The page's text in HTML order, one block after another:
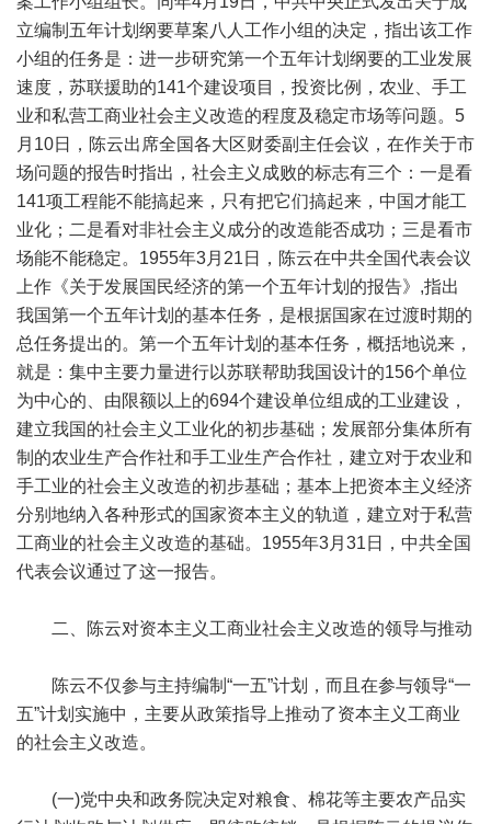
立编制五年计划纲要草案八人工作小组的决定，指出该工作
小组的任务是：进一步研究第一个五年计划纲要的工业发展
速度，苏联援助的141个建设项目，投资比例，农业、手工
业和私营工商业社会主义改造的程度及稳定市场等问题。5
月10日，陈云出席全国各大区财委副主任会议，在作关于市
场问题的报告时指出，社会主义成败的标志有三个：一是看
141项工程能不能搞起来，只有把它们搞起来，中国才能工
业化；二是看对非社会主义成分的改造能否成功；三是看市
场能不能稳定。1955年3月21日，陈云在中共全国代表会议
上作《关于发展国民经济的第一个五年计划的报告》,指出
我国第一个五年计划的基本任务，是根据国家在过渡时期的
总任务提出的。第一个五年计划的基本任务，概括地说来，
就是：集中主要力量进行以苏联帮助我国设计的156个单位
为中心的、由限额以上的694个建设单位组成的工业建设，
建立我国的社会主义工业化的初步基础；发展部分集体所有
制的农业生产合作社和手工业生产合作社，建立对于农业和
手工业的社会主义改造的初步基础；基本上把资本主义经济
分别地纳入各种形式的国家资本主义的轨道，建立对于私营
工商业的社会主义改造的基础。1955年3月31日，中共全国
代表会议通过了这一报告。
二、陈云对资本主义工商业社会主义改造的领导与推动
陈云不仅参与主持编制“一五”计划，而且在参与领导“一
五”计划实施中，主要从政策指导上推动了资本主义工商业
的社会主义改造。
(一)党中央和政务院决定对粮食、棉花等主要农产品实